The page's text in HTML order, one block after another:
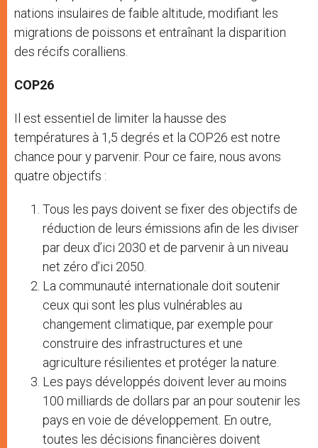
nations insulaires de faible altitude, modifiant les
migrations de poissons et entraînant la disparition
des récifs coralliens.
COP26
Il est essentiel de limiter la hausse des
températures à 1,5 degrés et la COP26 est notre
chance pour y parvenir. Pour ce faire, nous avons
quatre objectifs :
Tous les pays doivent se fixer des objectifs de
réduction de leurs émissions afin de les diviser
par deux d’ici 2030 et de parvenir à un niveau
net zéro d’ici 2050.
La communauté internationale doit soutenir
ceux qui sont les plus vulnérables au
changement climatique, par exemple pour
construire des infrastructures et une
agriculture résilientes et protéger la nature.
Les pays développés doivent lever au moins
100 milliards de dollars par an pour soutenir les
pays en voie de développement. En outre,
toutes les décisions financières doivent